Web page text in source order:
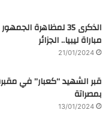
الذكرى 35 لمظاهرة
مباراة ليبيا.. الجزائر
21/01/2024
قبر الشهيد “كعبار” في
بمصراتة
13/01/2024